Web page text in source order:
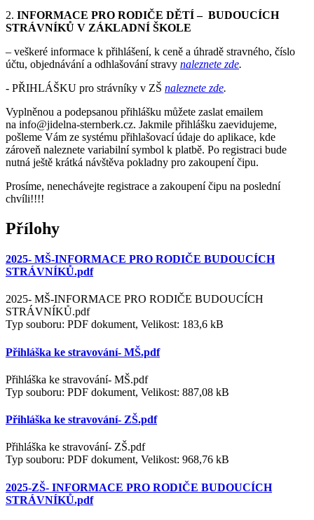
2. INFORMACE PRO RODIČE DĚTÍ – BUDOUCÍCH
STRÁVNÍKŮ V ZÁKLADNÍ ŠKOLE
– veškeré informace k přihlášení, k ceně a úhradě stravného, číslo
účtu, objednávání a odhlašování stravy naleznete zde.
- PŘIHLÁŠKU pro strávníky v ZŠ naleznete zde.
Vyplněnou a podepsanou přihlášku můžete zaslat emailem
na info@jidelna-sternberk.cz. Jakmile přihlášku zaevidujeme,
pošleme Vám ze systému přihlašovací údaje do aplikace, kde
zároveň naleznete variabilní symbol k platbě. Po registraci bude
nutná ještě krátká návštěva pokladny pro zakoupení čipu.
Prosíme, nenechávejte registrace a zakoupení čipu na poslední
chvíli!!!!
Přílohy
2025- MŠ-INFORMACE PRO RODIČE BUDOUCÍCH
STRÁVNÍKŮ.pdf
2025- MŠ-INFORMACE PRO RODIČE BUDOUCÍCH
STRÁVNÍKŮ.pdf
Typ souboru: PDF dokument, Velikost: 183,6 kB
Přihláška ke stravování- MŠ.pdf
Přihláška ke stravování- MŠ.pdf
Typ souboru: PDF dokument, Velikost: 887,08 kB
Přihláška ke stravování- ZŠ.pdf
Přihláška ke stravování- ZŠ.pdf
Typ souboru: PDF dokument, Velikost: 968,76 kB
2025-ZŠ- INFORMACE PRO RODIČE BUDOUCÍCH
STRÁVNÍKŮ.pdf